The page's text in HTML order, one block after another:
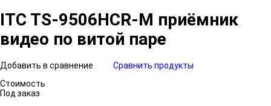
ITC TS-9506HCR-M приёмник
видео по витой паре
Добавить в сравнение
Сравнить продукты
Стоимость
Под заказ